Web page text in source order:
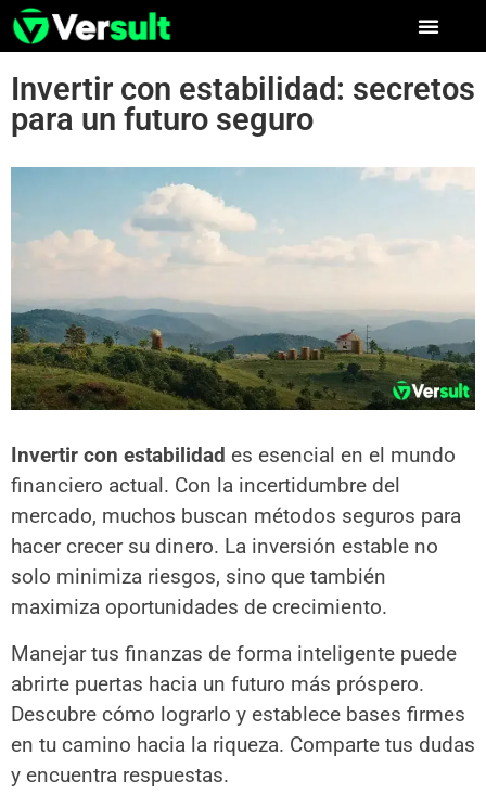
Invertir con estabilidad: secretos
para un futuro seguro
Invertir con estabilidad es esencial en el mundo
financiero actual. Con la incertidumbre del
mercado, muchos buscan métodos seguros para
hacer crecer su dinero. La inversión estable no
solo minimiza riesgos, sino que también
maximiza oportunidades de crecimiento.
Manejar tus finanzas de forma inteligente puede
abrirte puertas hacia un futuro más próspero.
Descubre cómo lograrlo y establece bases firmes
en tu camino hacia la riqueza. Comparte tus dudas
y encuentra respuestas.